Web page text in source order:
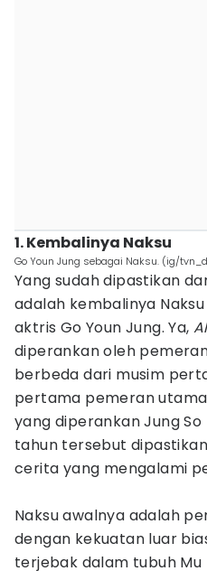
1. Kembalinya Naksu
Go Youn Jung sebagai Naksu. (ig/
Yang sudah dipastikan
adalah kembalinya
aktris Go Youn Jung. Ya,
diperankan oleh
berbeda dari musim
pertama pemeran
yang diperankan Jung So
tahun tersebut
cerita yang mengalami
Naksu awalnya adalah
dengan kekuatan luar
terjebak dalam tubuh